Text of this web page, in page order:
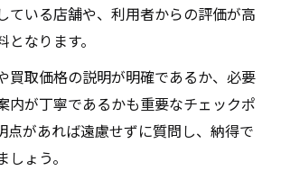
ている店舗や、利用者からの評価が高
なります。
買取価格の説明が明確であるか、必要
内が丁寧であるかも重要なチェックポ
点があれば遠慮せずに質問し、納得で
ょう。